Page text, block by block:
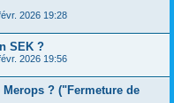
2026 19:28
SEK ?
2026 19:56
? ("Fermeture de